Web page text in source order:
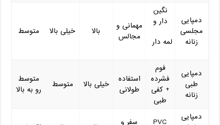
دمپایی
مجلسی
زنانه
نگین
‌دار و
لمه دار
مهمانی و
مجالس
بالا خیلی بالا متوسط
دمپایی
طبی
زنانه
فوم
فشرده
+ کفی
طبی
استفاده
طولانی
خیلی بالا متوسط
متوسط
رو به بالا
دمپایی
PVC سفر و